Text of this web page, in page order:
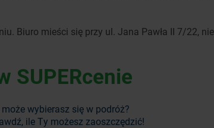
Biuro mieści się przy ul. Jana Pawła II 7/22,
SUPERcenie
wybierasz się w podróż?
ile Ty możesz zaoszczędzić!